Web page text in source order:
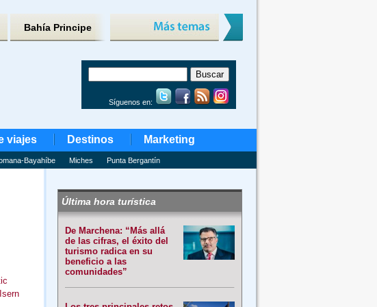
Bahía Principe
Síguenos en:
viajes Destinos Marketing
Bayahíbe Miches Punta Bergantín
Última hora turística
De Marchena: “Más allá
de las cifras, el éxito del
turismo radica en su
beneficio a las
comunidades”